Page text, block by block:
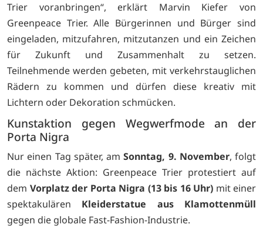
Trier voranbringen“, erklärt Marvin Kiefer von
Greenpeace Trier. Alle Bürgerinnen und Bürger sind
eingeladen, mitzufahren, mitzutanzen und ein Zeichen
für Zukunft und Zusammenhalt zu setzen.
Teilnehmende werden gebeten, mit verkehrstauglichen
Rädern zu kommen und dürfen diese kreativ mit
Lichtern oder Dekoration schmücken.
Kunstaktion gegen Wegwerfmode an der
Porta Nigra
Nur einen Tag später, amSonntag, 9. November, folgt
die nächste Aktion: Greenpeace Trier protestiert auf
dem Vorplatz der Porta Nigra (13 bis 16 Uhr) mit einer
spektakulären Kleiderstatue aus Klamottenmüll
gegen die globale Fast-Fashion-Industrie.